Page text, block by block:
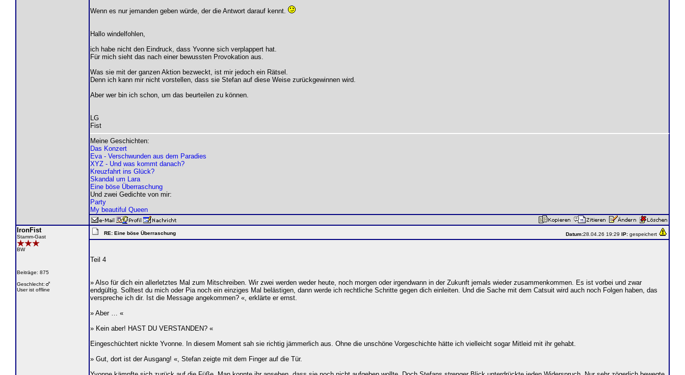
Wenn es nur jemanden geben würde, der die Antwort darauf kennt.
Hallo windelfohlen,
ich habe nicht den Eindruck, dass Yvonne sich verplappert hat.
Für mich sieht das nach einer bewussten Provokation aus.
Was sie mit der ganzen Aktion bezweckt, ist mir jedoch ein Rätsel.
Denn ich kann mir nicht vorstellen, dass sie Stefan auf diese Weise zurückgewinnen wird.
Aber wer bin ich schon, um das beurteilen zu können.
LG
Fist
Meine Geschichten:
Das Konzert
Eva - Verschwunden aus dem Paradies
XYZ - Und was kommt danach?
Kreuzfahrt ins Glück?
Skandal um Lara
Eine böse Überraschung
Und zwei Gedichte von mir:
Party
My beautiful Queen
IronFist
Stamm-Gast
BW
Beiträge: 875
Geschlecht:
User ist offline
RE: Eine böse Überraschung Datum:28.04.26 19:29 IP: gespeichert
Teil 4
» Also für dich ein allerletztes Mal zum Mitschreiben. Wir zwei werden weder heute, noch morgen oder irgendwann in der Zukunft jemals wieder zusammenkommen. Es ist vorbei und zwar
endgültig. Solltest du mich oder Pia noch ein einziges Mal belästigen, dann werde ich rechtliche Schritte gegen dich einleiten. Und die Sache mit dem Catsuit wird auch noch Folgen haben, das
verspreche ich dir. Ist die Message angekommen? «, erklärte er ernst.
» Aber … «
» Kein aber! HAST DU VERSTANDEN? «
Eingeschüchtert nickte Yvonne. In diesem Moment sah sie richtig jämmerlich aus. Ohne die unschöne Vorgeschichte hätte ich vielleicht sogar Mitleid mit ihr gehabt.
» Gut, dort ist der Ausgang! «, Stefan zeigte mit dem Finger auf die Tür.